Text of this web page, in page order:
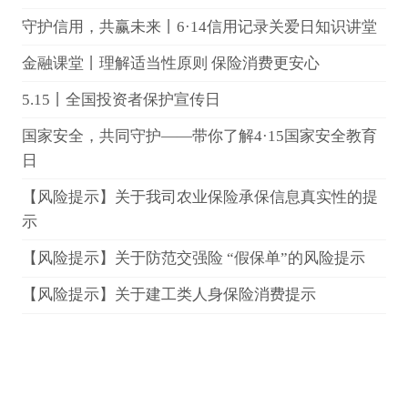
守护信用，共赢未来丨6·14信用记录关爱日知识讲堂
金融课堂丨理解适当性原则 保险消费更安心
5.15丨全国投资者保护宣传日
国家安全，共同守护——带你了解4·15国家安全教育
日
【风险提示】关于我司农业保险承保信息真实性的提
示
【风险提示】关于防范交强险 “假保单”的风险提示
【风险提示】关于建工类人身保险消费提示